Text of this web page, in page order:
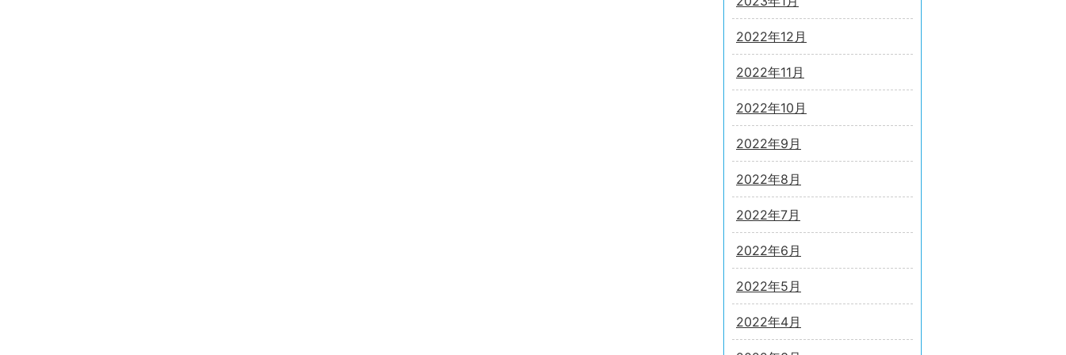
2022年12月
2022年11月
2022年10月
2022年9月
2022年8月
2022年7月
2022年6月
2022年5月
2022年4月